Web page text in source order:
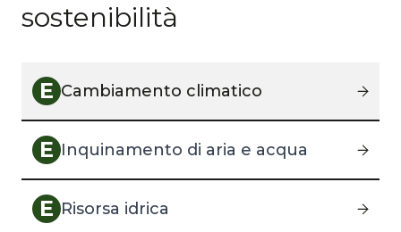
sostenibilità
E Cambiamento climatico
E Inquinamento di aria e acqua
E Risorsa idrica